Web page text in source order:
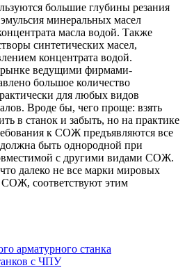
большие глубины резания
минеральных масел
масла водой. Также
синтетических масел,
концентрата водой.
ведущими фирмами-
большое количество
для любых видов
Вроде бы, чего проще: взять
в станок и забыть, но на практике
к СОЖ предъявляются все
быть однородной при
с другими видами СОЖ.
далеко не все марки мировых
СОЖ, соответствуют этим
арматурного станка
с ЧПУ